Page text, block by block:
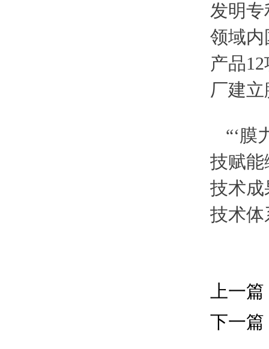
发明
领域内
产品
厂建
“‘膜
技赋能
技术成
技术体
上一
下一篇